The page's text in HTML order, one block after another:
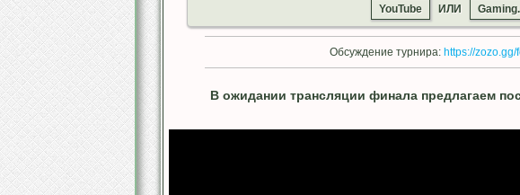
YouTube ИЛИ
Обсуждение турнира: https://
В ожидании трансляции финала предлагаем